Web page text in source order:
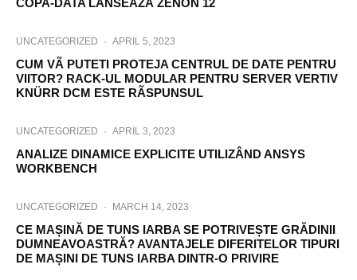
COPA-DATA LANSEAZĂ ZENON 12
UNCATEGORIZED · APRIL 5, 2023
CUM VÃ PUTETI PROTEJA CENTRUL DE DATE PENTRU
VIITOR? RACK-UL MODULAR PENTRU SERVER VERTIV
KNÜRR DCM ESTE RÃSPUNSUL
UNCATEGORIZED · APRIL 3, 2023
ANALIZE DINAMICE EXPLICITE UTILIZÂND ANSYS
WORKBENCH
UNCATEGORIZED · MARCH 14, 2023
CE MAȘINĂ DE TUNS IARBA SE POTRIVEȘTE GRĂDINII
DUMNEAVOASTRĂ? AVANTAJELE DIFERITELOR TIPURI
DE MAȘINI DE TUNS IARBA DINTR-O PRIVIRE